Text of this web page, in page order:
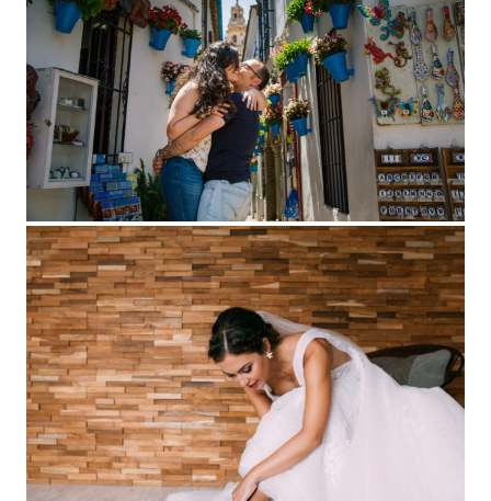
Preboda Sole y Miguel Ángel